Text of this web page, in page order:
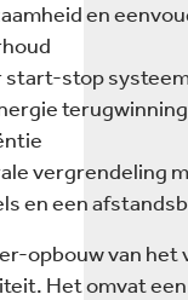
en
start-stop
vergrendeling
en een
opbouw van
Het omvat